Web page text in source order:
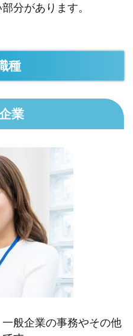
分があります。
種
業
般企業の事務やその他